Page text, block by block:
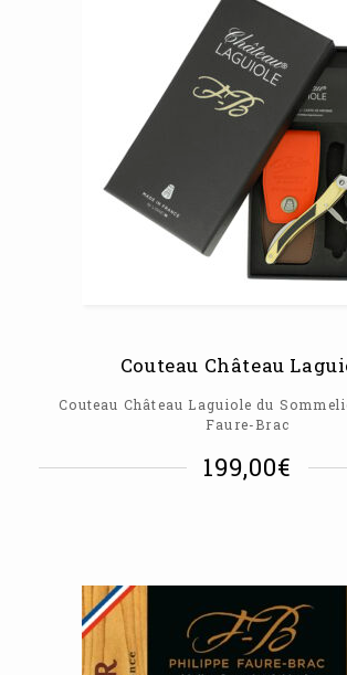
Couteau Château
Couteau Château Laguiole du
Faure-Brac
199,00€